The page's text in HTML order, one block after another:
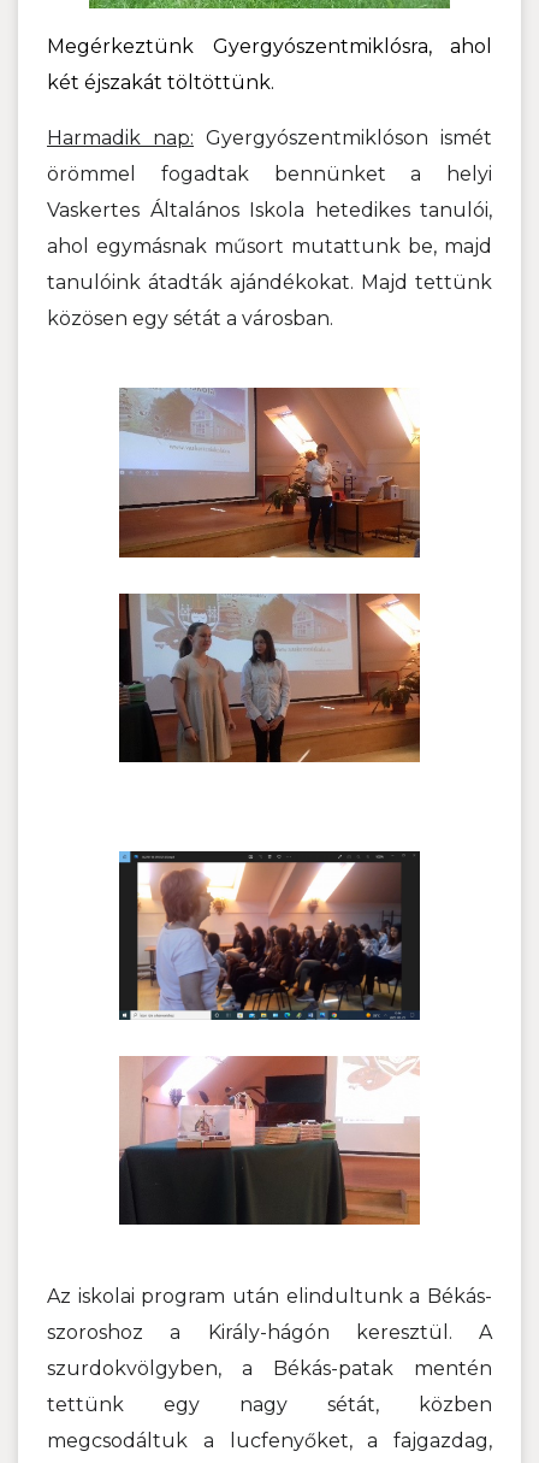
Megérkeztünk Gyergyószentmiklósra, ahol
két éjszakát töltöttünk.
Harmadik nap: Gyergyószentmiklóson ismét
örömmel fogadtak bennünket a helyi
Vaskertes Általános Iskola hetedikes tanulói,
ahol egymásnak műsort mutattunk be, majd
tanulóink átadták ajándékokat. Majd tettünk
közösen egy sétát a városban.
Az iskolai program után elindultunk a Békás-
szoroshoz a Király-hágón keresztül. A
szurdokvölgyben, a Békás-patak mentén
tettünk egy nagy sétát, közben
megcsodáltuk a lucfenyőket, a fajgazdag,